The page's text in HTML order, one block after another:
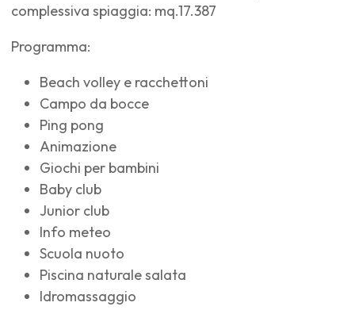
complessiva spiaggia: mq.17.387
Programma:
Beach volley e racchettoni
Campo da bocce
Ping pong
Animazione
Giochi per bambini
Baby club
Junior club
Info meteo
Scuola nuoto
Piscina naturale salata
Idromassaggio